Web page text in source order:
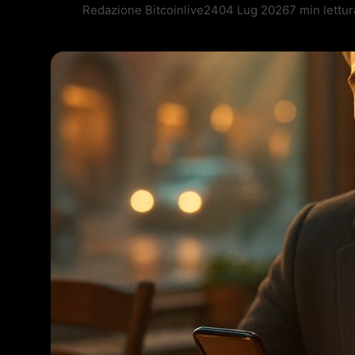
Redazione Bitcoinlive2404 Lug 20267 min